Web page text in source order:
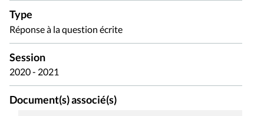
Type
Réponse à la question écrite
Session
2020 - 2021
Document(s) associé(s)